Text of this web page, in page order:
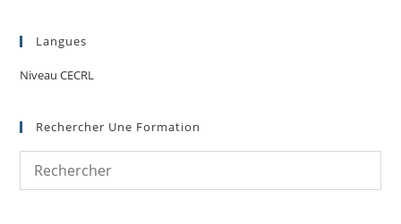
Langues
Niveau CECRL
Rechercher Une Formation